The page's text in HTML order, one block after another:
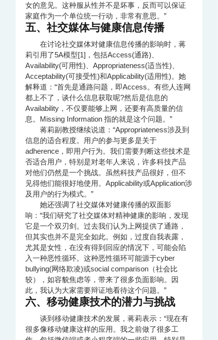
女的意见。这种服从性并不是坏事，反而可以保证
家庭作为一个单位统一行动，非常有意思。”
五、社交媒体与健康信息传播
在讨论社交媒体对健康信息传播的影响时，蒋
莉引用了5A模型[1]，包括Access(通路)、
Availability(可用性)、Appropriateness(适当性)、
Acceptability(可接受性)和Applicability(适用性)。她
解释道：“首先是通路问题，即Access。有些人连网
都上不了，谈什么信息获取呢?然后是信息的
Availability，不仅要能够上网，还要有高质量的信
息。Missing Information 指的就是这个问题。”
蒋莉副教授继续说道：“Appropriateness涉及到
信息的适合程度。用户的参与更多是关于
adherence，即用户行为。我们需要判断这些技术是
否适合用户，特别是对老年人来说，许多科技产品
对他们仍然是一个挑战。虽然科技产品很好，但不
见得他们能很好地使用。Applicability或Application涉
及用户的行为模式。”
她还强调了社交媒体对健康传播的双面影
响：“我们研究了社交媒体对精神健康的影响，发现
它是一个双刃剑。过去我们认为上网提供了通路，
但其实也并不是完全如此。例如，过度自我表露，
尤其是女性，在没有得到回应的情况下，可能会陷
入一种恶性循环。这种恶性循环可能源于cyber
bullying(网络欺凌)或social comparison（社会比
较），如容貌焦虑等，带来了很多负面影响。因
此，我认为大家需要辩证地看待这个问题。”
六、移动健康技术的潜力与挑战
谈到移动健康技术的发展，蒋莉表示：“现在有
很多像移动健康这样的应用。我之前做了很多工